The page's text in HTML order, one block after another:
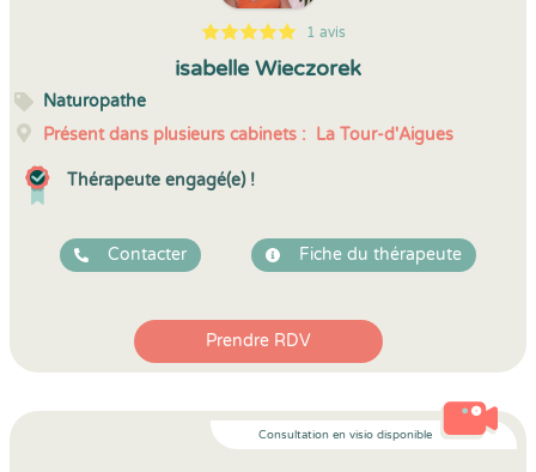
5
1
5
1 1 avis
isabelle Wieczorek
Naturopathe
Présent dans plusieurs cabinets : La Tour-d'Aigues
Thérapeute engagé(e) !
Contacter Fiche du thérapeute
Prendre RDV
Consultation en visio disponible